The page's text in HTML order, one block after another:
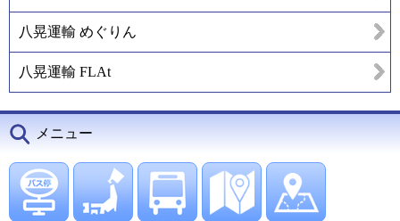
八晃運輸 めぐりん
八晃運輸 FLAt
メニュー